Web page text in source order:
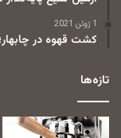
1 ژوئن 2021
کشت قهوه در
تازه‌ها